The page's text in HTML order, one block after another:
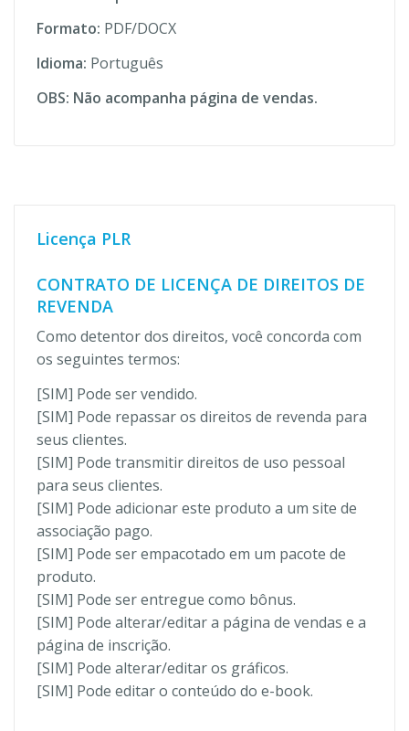
Formato: PDF/DOCX
Idioma: Português
OBS: Não acompanha página de vendas.
Licença PLR
CONTRATO DE LICENÇA DE DIREITOS DE
REVENDA
Como detentor dos direitos, você concorda com
os seguintes termos:
[SIM] Pode ser vendido.
[SIM] Pode repassar os direitos de revenda para
seus clientes.
[SIM] Pode transmitir direitos de uso pessoal
para seus clientes.
[SIM] Pode adicionar este produto a um site de
associação pago.
[SIM] Pode ser empacotado em um pacote de
produto.
[SIM] Pode ser entregue como bônus.
[SIM] Pode alterar/editar a página de vendas e a
página de inscrição.
[SIM] Pode alterar/editar os gráficos.
[SIM] Pode editar o conteúdo do e-book.